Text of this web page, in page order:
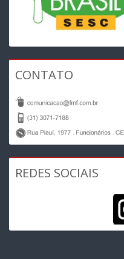
CONTATO
REDES SOCIAIS